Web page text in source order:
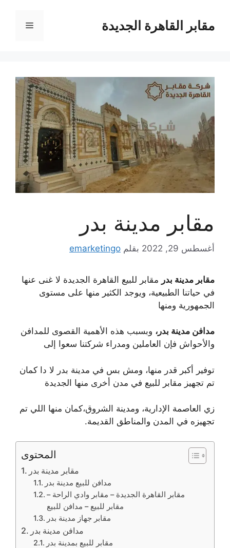
المحتوىمقابر القاهرة الجديدة القائمة
مقابر مدينة بدر
أغسطس 29, 2022 بقلم emarketingo
مقابر مدينة بدر مقابر للبيع القاهرة الجديدة لا غنى عنها
في حياتنا الطبيعية، ويوجد الكثير منها على مستوى
الجمهورية ومنها
مدافن مدينة بدر، وبسبب هذه الأهمية القصوى للمدافن
والأحواش فإن العاملين ومدراء شركتنا سعوا إلى
توفير أكبر قدر منها، ومش بس في مدينة بدر لا دا كمان
تم تجهيز مقابر للبيع في مدن أخرى منها الجديدة
زي العاصمة الإدارية، ومدينة الشروق،كمان منها اللي تم
تجهيزه في المدن والمناطق القديمة.
المحتوى
مقابر مدينة بدر
مدافن للبيع مدينة بدر
مقابر القاهرة الجديدة – مقابر وادي الراحة –
مقابر للبيع – مدافن للبيع
مقابر جهاز مدينة بدر
مدافن مدينة بدر
مقابر للبيع بمدينة بدر